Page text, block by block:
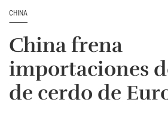
CHINA
China frena
importaciones
de cerdo de